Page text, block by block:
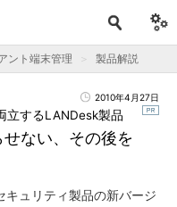
ント端末管理 製品解説
2010年4月27日
ない、その後を
立するLANDesk製品
キュリティ製品の新バージ